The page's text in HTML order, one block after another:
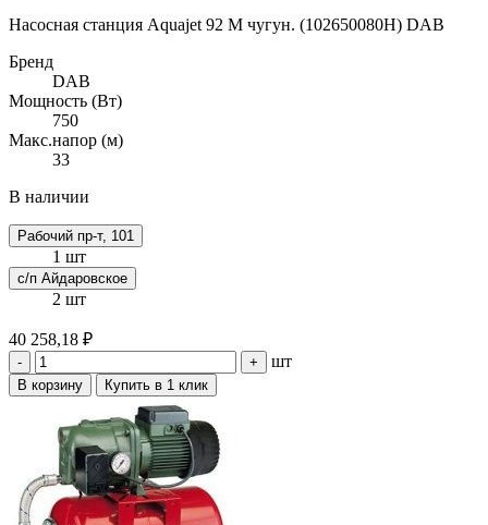
Насосная станция Aquajet 92 M чугун. (102650080H) DAB
Бренд
DAB
Мощность (Вт)
750
Макс.напор (м)
33
В наличии
Рабочий пр-т, 101
1 шт
с/п Айдаровское
2 шт
40 258,18 ₽
- + шт
В корзину Купить в 1 клик